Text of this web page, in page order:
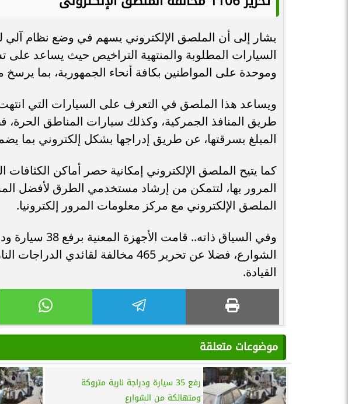
يشار إلى أن الملصق الإلكتروني يسهم في وضع نظام آلي
السيارات المطلوبة والمنتهية التراخيص حيث يساعد على
وموحدة على المواطنين بكافة أنحاء الجمهورية، بما يرسخ
ويساعد هذا الملصق في التعرف على السيارات التي انتهت
طريق المنافذ الجمركية، وكذلك سيارات المناطق
المبلغ بسرقتها، عن طريق إدراجها بشكل إلكتروني بما
كما يتيح الملصق الإلكتروني إمكانية حصر أماكن
المرور بها، لتتمكن من إرشاد مستخدمي الطرق لأفضل
الملصق الإلكتروني مع مركز معلومات المرور إلكترونيا.
وفي السياق ذاته..
الشوارع، فضلا عن تحرير 465 مخالفة
القيادة.
موضوعات متعلقة
رفع 35 سيارة ودراجة نارية متروكة
ومتهالكة من الشوارع